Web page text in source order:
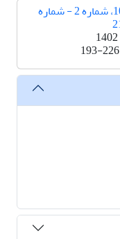
دوره 10، شماره 2 - شماره
193-226